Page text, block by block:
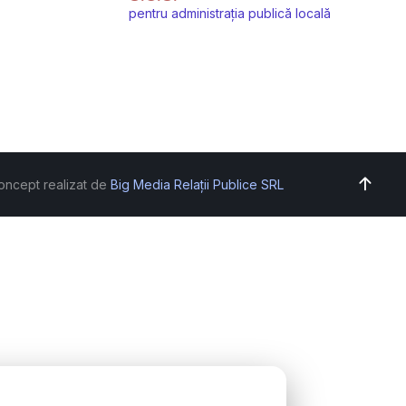
pentru administrația publică locală
realizat de Big Media Relații Publice SRL